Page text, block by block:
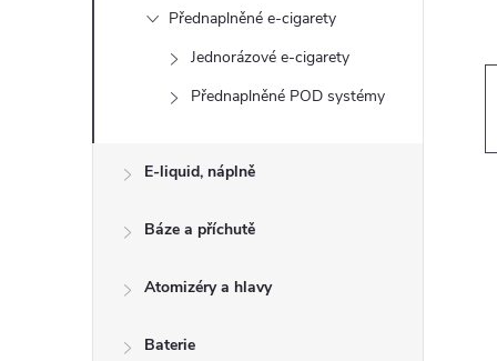
í
Přednaplněné e-cigarety
Jednorázové e-cigarety
Přednaplněné POD systémy
E-liquid, náplně
Báze a příchutě
Atomizéry a hlavy
Baterie